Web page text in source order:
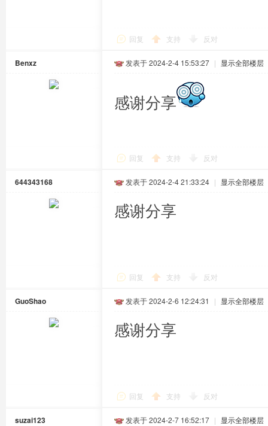
回复 支持 反对
Benxz 发表于 2024-2-4 15:53:27 | 显示全部楼层
感谢分享
回复 支持 反对
644343168 发表于 2024-2-4 21:33:24 | 显示全部楼层
感谢分享
回复 支持 反对
GuoShao 发表于 2024-2-6 12:24:31 | 显示全部楼层
感谢分享
回复 支持 反对
suzai123 发表于 2024-2-7 16:52:17 | 显示全部楼层